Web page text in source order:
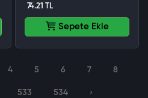
74.21 TL
Sepete Ekle
4 5 6 7 8
533 534 ›